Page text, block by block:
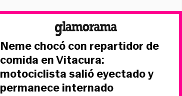
Neme chocó con repartidor de
comida en Vitacura:
motociclista salió eyectado y
permanece internado